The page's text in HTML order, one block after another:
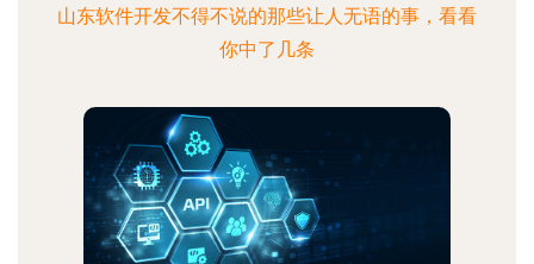
山东软件开发不得不说的那些让人无语的事，看看
你中了几条